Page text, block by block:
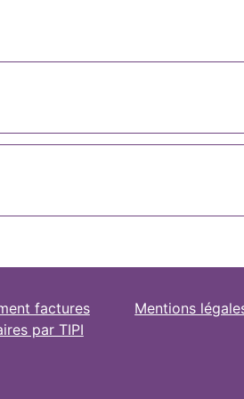
factures
par TIPI
Mentions